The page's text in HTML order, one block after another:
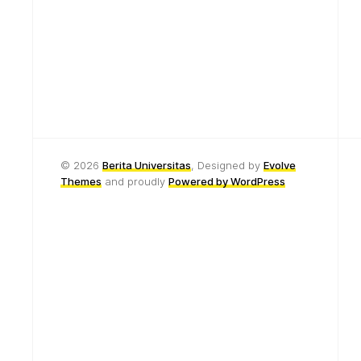
© 2026Berita Universitas, Designed byEvolve
Themes and proudlyPowered by WordPress